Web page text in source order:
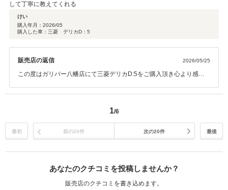
して丁寧に教えてくれる
けい
購入年月： 2026/05
購入した車：三菱 デリカD：5
販売店の返信 2026/05/25
この度はガリバー八幡店にて三菱デリカD:5をご購入頂き心より感謝
期待に沿える事ができたこと、私共も大変嬉しく思います。 ご納車後
ください。 今後とも末永いお付き合いを何卒宜しくお願い申し上げま
す。
1/6
最初 前の20件 次の20件 最後
あなたのクチコミを投稿しませんか？
販売店のクチコミを書き込めます。